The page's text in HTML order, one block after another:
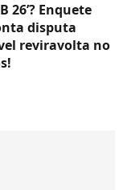
26’? Enquete
disputa
reviravolta no